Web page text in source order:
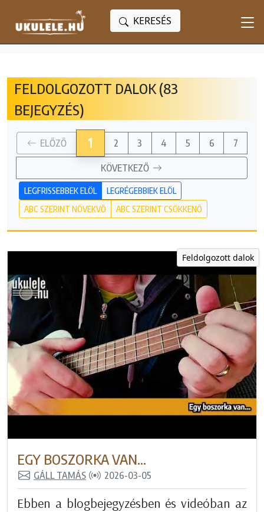
KERESÉS
FELDOLGOZOTT DALOK (83
BEJEGYZÉS)
ELŐZŐ 1 2 3 4 5 6 7
KÖVETKEZŐ
LEGFRISSEBBEK ELÖL
LEGRÉGEBBIEK ELÖL
ABC SZERINT NÖVEKVŐ
ABC SZERINT CSÖKKENŐ
Feldolgozott dalok
EGY BOSZORKA VAN...
GÁLL TAMÁS 2026-03-05
Ebben a blogbejegyzésben és videóban az